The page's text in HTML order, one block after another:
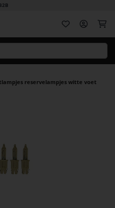
reservelampjes witte voet